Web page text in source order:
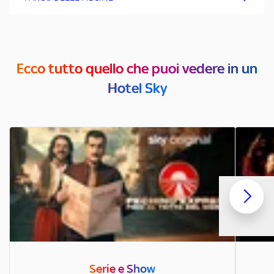
Ecco tutto quello che puoi vedere in un
Hotel Sky
Serie e Show